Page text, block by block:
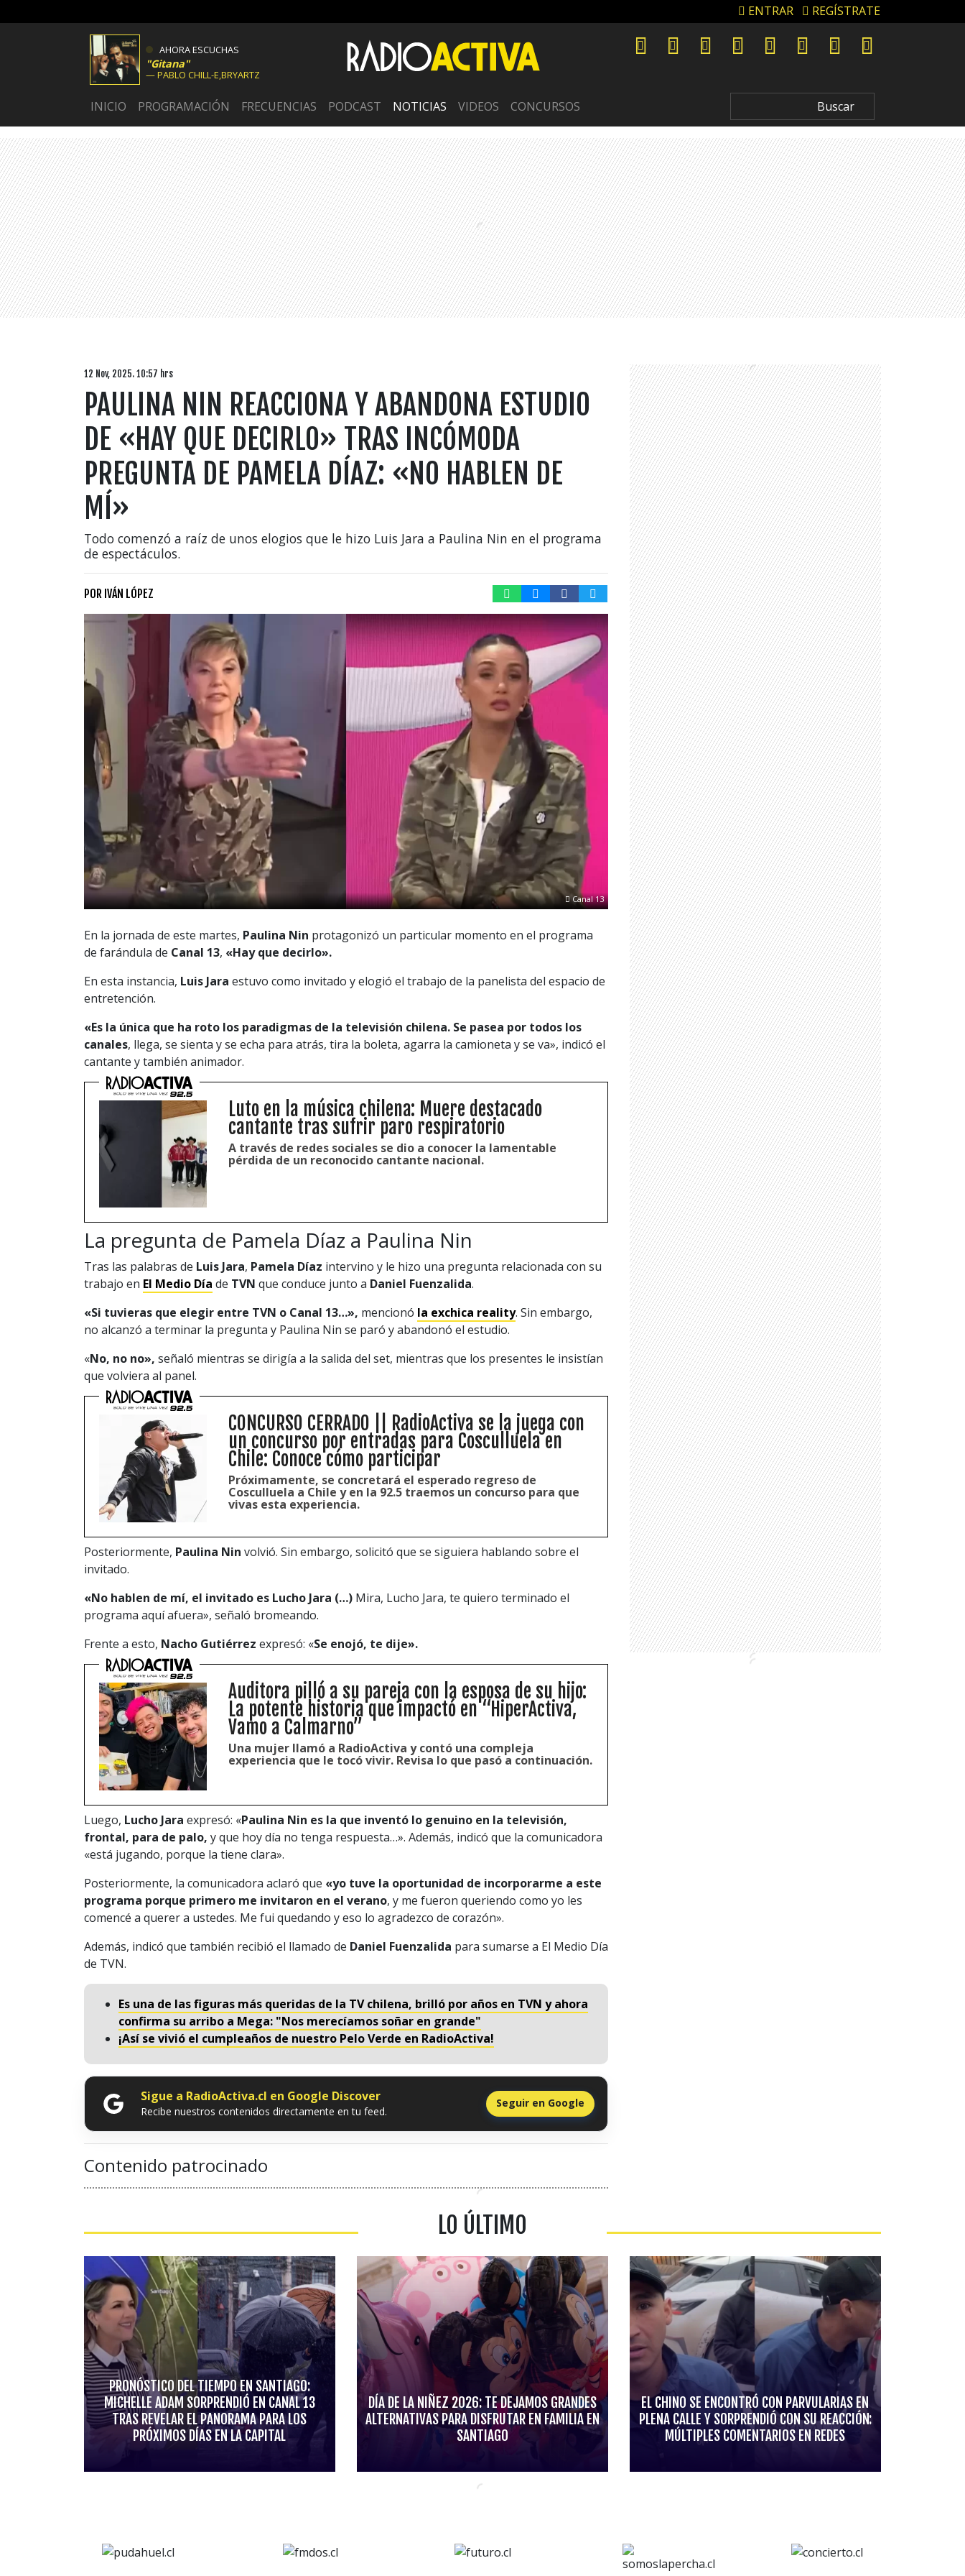
ENTRAR REGÍSTRATE
AHORA ESCUCHAS
Gitana
PABLO CHILL-E,BRYARTZ
INICIO PROGRAMACIÓN FRECUENCIAS PODCAST NOTICIAS VIDEOS CONCURSOS
12 Nov, 2025. 10:57 hrs
PAULINA NIN REACCIONA Y ABANDONA ESTUDIO
DE «HAY QUE DECIRLO» TRAS INCÓMODA
PREGUNTA DE PAMELA DÍAZ: «NO HABLEN DE
MÍ»
Todo comenzó a raíz de unos elogios que le hizo Luis Jara a Paulina Nin en el programa
de espectáculos.
POR IVÁN LÓPEZ
Canal 13
En la jornada de este martes, Paulina Nin protagonizó un particular momento en el programa
de farándula de Canal 13, «Hay que decirlo».
En esta instancia, Luis Jara estuvo como invitado y elogió el trabajo de la panelista del espacio de
entretención.
«Es la única que ha roto los paradigmas de la televisión chilena. Se pasea por todos los
canales, llega, se sienta y se echa para atrás, tira la boleta, agarra la camioneta y se va», indicó el
cantante y también animador.
Luto en la música chilena: Muere destacado
cantante tras sufrir paro respiratorio
A través de redes sociales se dio a conocer la lamentable
pérdida de un reconocido cantante nacional.
La pregunta de Pamela Díaz a Paulina Nin
Tras las palabras de Luis Jara, Pamela Díaz intervino y le hizo una pregunta relacionada con su
trabajo en El Medio Día de TVN que conduce junto a Daniel Fuenzalida.
«Si tuvieras que elegir entre TVN o Canal 13…», mencionó la exchica reality. Sin embargo,
no alcanzó a terminar la pregunta y Paulina Nin se paró y abandonó el estudio.
«No, no no», señaló mientras se dirigía a la salida del set, mientras que los presentes le insistían
que volviera al panel.
CONCURSO CERRADO || RadioActiva se la juega con
un concurso por entradas para Cosculluela en
Chile: Conoce cómo participar
Próximamente, se concretará el esperado regreso de
Cosculluela a Chile y en la 92.5 traemos un concurso para que
vivas esta experiencia.
Posteriormente, Paulina Nin volvió. Sin embargo, solicitó que se siguiera hablando sobre el
invitado.
«No hablen de mí, el invitado es Lucho Jara (…) Mira, Lucho Jara, te quiero terminado el
programa aquí afuera», señaló bromeando.
Frente a esto, Nacho Gutiérrez expresó: «Se enojó, te dije».
Auditora pilló a su pareja con la esposa de su hijo:
La potente historia que impactó en “HiperActiva,
Vamo a Calmarno”
Una mujer llamó a RadioActiva y contó una compleja
experiencia que le tocó vivir. Revisa lo que pasó a continuación.
Luego, Lucho Jara expresó: «Paulina Nin es la que inventó lo genuino en la televisión,
frontal, para de palo, y que hoy día no tenga respuesta…». Además, indicó que la comunicadora
«está jugando, porque la tiene clara».
Posteriormente, la comunicadora aclaró que «yo tuve la oportunidad de incorporarme a este
programa porque primero me invitaron en el verano, y me fueron queriendo como yo les
comencé a querer a ustedes. Me fui quedando y eso lo agradezco de corazón».
Además, indicó que también recibió el llamado de Daniel Fuenzalida para sumarse a El Medio Día
de TVN.
Es una de las figuras más queridas de la TV chilena, brilló por años en TVN y ahora
confirma su arribo a Mega: "Nos merecíamos soñar en grande"
¡Así se vivió el cumpleaños de nuestro Pelo Verde en RadioActiva!
Sigue a RadioActiva.cl en Google Discover
Recibe nuestros contenidos directamente en tu feed.
Seguir en Google
Contenido patrocinado
LO ÚLTIMO
PRONÓSTICO DEL TIEMPO EN SANTIAGO:
MICHELLE ADAM SORPRENDIÓ EN CANAL 13
TRAS REVELAR EL PANORAMA PARA LOS
PRÓXIMOS DÍAS EN LA CAPITAL
DÍA DE LA NIÑEZ 2026: TE DEJAMOS GRANDES
ALTERNATIVAS PARA DISFRUTAR EN FAMILIA EN
SANTIAGO
EL CHINO SE ENCONTRÓ CON PARVULARIAS EN
PLENA CALLE Y SORPRENDIÓ CON SU REACCIÓN:
MÚLTIPLES COMENTARIOS EN REDES